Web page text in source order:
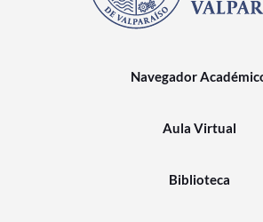
Navegador
Aula Virtual
Biblioteca